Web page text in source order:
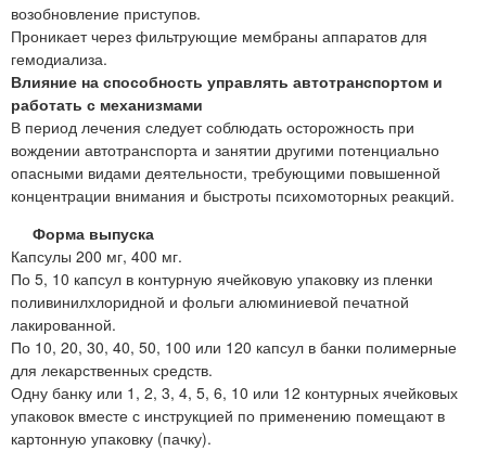
возобновление приступов.
Проникает через фильтрующие мембраны аппаратов для
гемодиализа.
Влияние на способность управлять автотранспортом и
работать с механизмами
В период лечения следует соблюдать осторожность при
вождении автотранспорта и занятии другими потенциально
опасными видами деятельности, требующими повышенной
концентрации внимания и быстроты психомоторных реакций.
Форма выпуска
Капсулы 200 мг, 400 мг.
По 5, 10 капсул в контурную ячейковую упаковку из пленки
поливинилхлоридной и фольги алюминиевой печатной
лакированной.
По 10, 20, 30, 40, 50, 100 или 120 капсул в банки полимерные
для лекарственных средств.
Одну банку или 1, 2, 3, 4, 5, 6, 10 или 12 контурных ячейковых
упаковок вместе с инструкцией по применению помещают в
картонную упаковку (пачку).